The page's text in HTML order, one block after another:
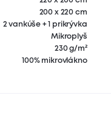
200 x 220 cm
2 vankúše + 1 prikrývka
Mikroplyš
230 g/m²
100% mikrovlákno